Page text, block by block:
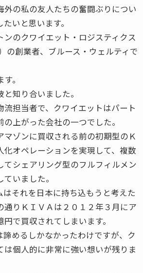
外の私の友人たちの奮闘ぶりについ
いと思います。
のクワイエット・ロジスティクス
の創業者、ブルース・ウェルティで
。
知り合いました。
流担当者で、クワイエットはパート
上がった会社の一つでした。
ゾンに買収される前の初期型のＫ
化オペレーションを実現して、複数
てシェアリング型のフルフィルメン
いました。
はそれを日本に持ち込もうと考えた
通りＫＩＶＡは２０１２年３月にア
で買収されてしまいます。
めるしかなかったわけですが、ク
は個人的に非常に強い想いが残りま